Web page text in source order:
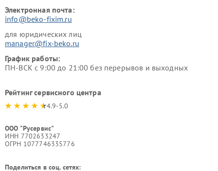
Электронная почта:
info@beko-fixim.ru
для юридических лиц
manager@fix-beko.ru
График работы:
ПН-ВСК с 9:00 до 21:00 без перерывов и выходных
Рейтинг сервисного центра
4.9-5.0
ООО "Русервис"
ИНН 7702633247
ОГРН 1077746335776
Поделиться в соц. сетях: